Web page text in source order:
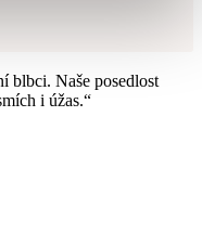
blbci. Naše posedlost
i úžas.